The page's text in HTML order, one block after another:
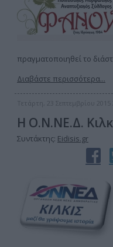
πραγματοποιηθεί το
Διαβάστε περισσότερα...
Τετάρτη, 23 Σεπτεμβρίου 2015
Η Ο.Ν.ΝΕ.Δ.
Συντάκτης: Eidisis.gr